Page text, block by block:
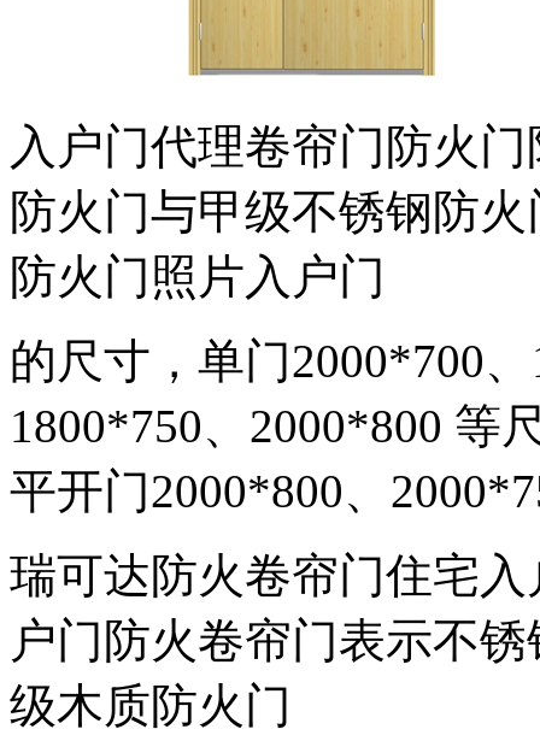
入户门代理卷帘门防火
防火门与甲级不锈钢防
防火门照片入户门
的尺寸，单门2000*700
1800*750、2000*800 等
平开门2000*800、
瑞可达防火卷帘门住宅
户门防火卷帘门表示不
级木质防火门